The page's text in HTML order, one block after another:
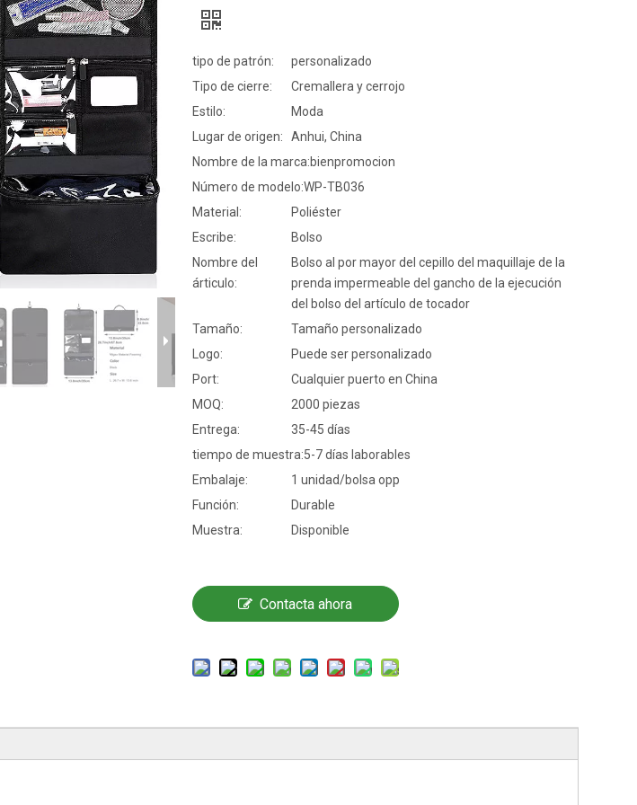
tipo de patrón:
personalizado
Tipo de cierre:
Cremallera y cerrojo
Estilo:
Moda
Lugar de origen:
Anhui, China
Nombre de la marca:bienpromocion
Número de modelo:WP-TB036
Material:
Poliéster
Escribe:
Bolso
Nombre del
árticulo:
Bolso al por mayor del cepillo del maquillaje de la
prenda impermeable del gancho de la ejecución
del bolso del artículo de tocador
Tamaño:
Tamaño personalizado
Logo:
Puede ser personalizado
Port:
Cualquier puerto en China
MOQ:
2000 piezas
Entrega:
35-45 días
tiempo de muestra:5-7 días laborables
Embalaje:
1 unidad/bolsa opp
Función:
Durable
Muestra:
Disponible
Contacta ahora